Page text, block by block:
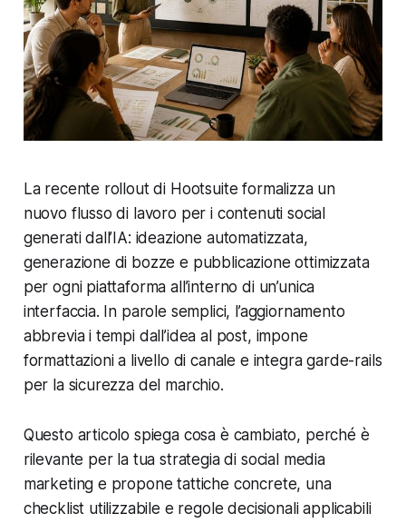
La recente rollout di Hootsuite formalizza un
nuovo flusso di lavoro per i contenuti social
generati dall’IA: ideazione automatizzata,
generazione di bozze e pubblicazione ottimizzata
per ogni piattaforma all’interno di un’unica
interfaccia. In parole semplici, l’aggiornamento
abbrevia i tempi dall’idea al post, impone
formattazioni a livello di canale e integra garde-rails
per la sicurezza del marchio.
Questo articolo spiega cosa è cambiato, perché è
rilevante per la tua strategia di social media
marketing e propone tattiche concrete, una
checklist utilizzabile e regole decisionali applicabili